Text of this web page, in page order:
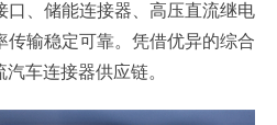
口、储能连接器、高压直流继电
输稳定可靠。凭借优异的综合
车连接器供应链。